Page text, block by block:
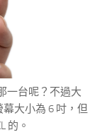
一台呢？不過大
大小為 6 吋，但
的。